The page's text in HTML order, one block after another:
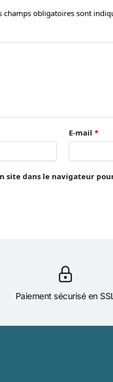
champs obligatoires sont
E-mail *
site dans le navigateur
Paiement sécurisé en